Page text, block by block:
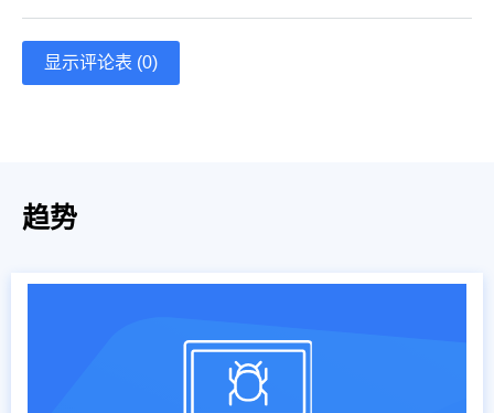
显示评论表 (0)
趋势